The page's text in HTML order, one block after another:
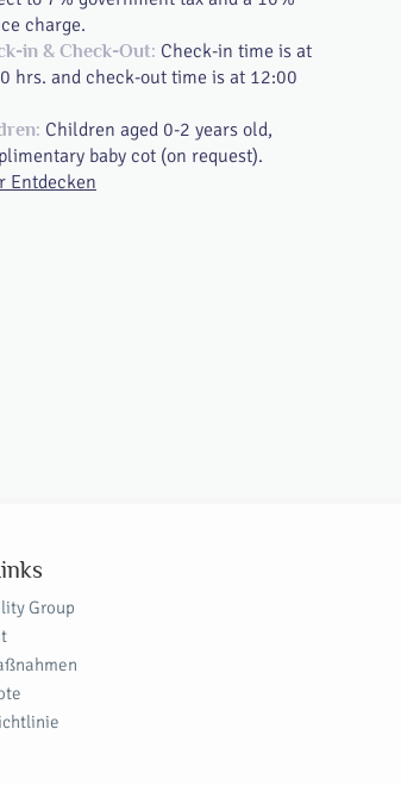
charge.
in & Check-Out: Check-in time is at
hrs. and check-out time is at 12:00
Children aged 0-2 years old,
baby cot (on request).
Entdecken
Group